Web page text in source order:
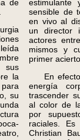
de
sus
la
su
estimulante
sensible de
en vivo al
un director
actores
mismos y
primer
En efecto,
energía
trascender
al color de
por
raciales.
Christian